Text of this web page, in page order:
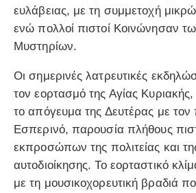
ευλάβειας, με τη συμμετοχή
ενώ πολλοί πιστοί Κοινώνησαν
Μυστηρίων.
Οι σημερινές λατρευτικές
τον εορτασμό της Αγίας Κυριακής,
το απόγευμα της Δευτέρας με τον
Εσπερινό, παρουσία πλήθους
εκπροσώπων της πολιτείας και
αυτοδιοίκησης. Το εορταστικό
με τη μουσικοχορευτική βραδιά